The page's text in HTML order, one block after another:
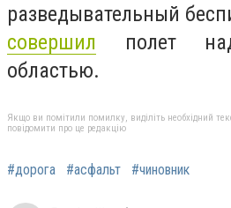
разведывательный
совершил полет
областью.
Якщо ви помітили помилку, виділіть необхідний
повідомити про це редакцію
#дорога #асфальт #чиновник